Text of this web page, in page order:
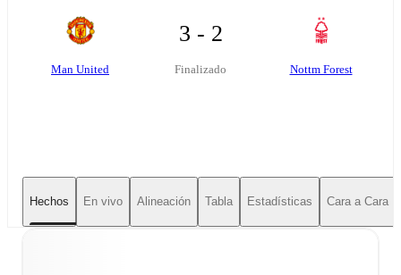
Man United
3 - 2
Finalizado Nottm Forest
Hechos En vivo Alineación Tabla Estadísticas Cara a Cara